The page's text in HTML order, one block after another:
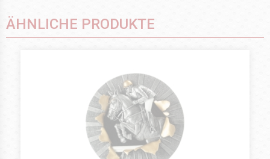
ÄHNLICHE PRODUKTE